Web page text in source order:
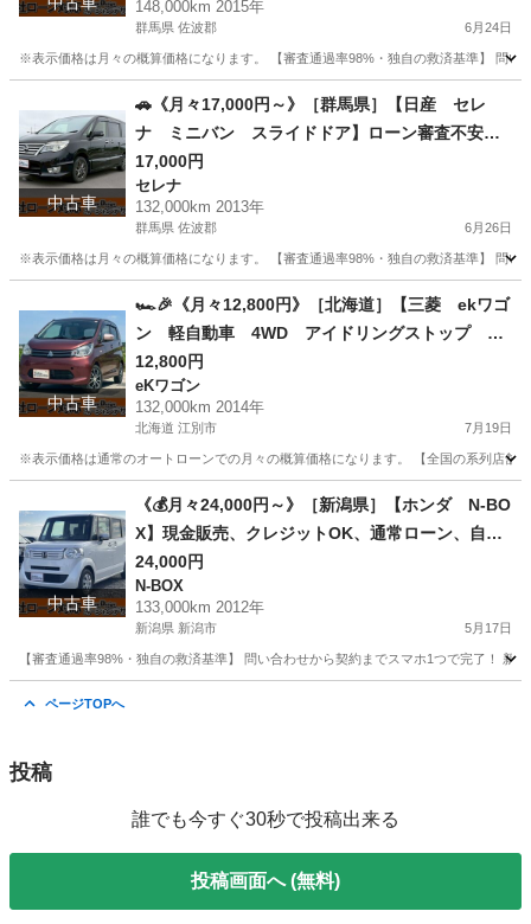
148,000km 2015年
群馬県 佐波郡 6月24日
※表示価格は月々の概算価格になります。 【審査通過率98%・独自の救済基準】 問
その他 ローン
中古車
🚗《月々17,000円～》［群馬県］【日産 セレ
ナ ミニバン スライドドア】ローン審査不安な
方歓迎❗自社ローン対応・各種ローン対応・頭金0
円【オーシャンデザイン】
17,000円
セレナ
132,000km 2013年
群馬県 佐波郡 6月26日
※表示価格は月々の概算価格になります。 【審査通過率98%・独自の救済基準】 問
セレナ
中古車
🏎🎉《月々12,800円》［北海道］【三菱 ekワゴ
ン 軽自動車 4WD アイドリングストップ カ
ーナビ Bluetooth接続可 ベンチシート 社外
アルミホイール】クレジットOK、通常ローン、自
社ローン対応❗現金販売大歓迎❗ローン審査不安な方
12,800円
eKワゴン
132,000km 2014年
北海道 江別市 7月19日
※表示価格は通常のオートローンでの月々の概算価格になります。 【全国の系列店舗
eKワゴン ローン
中古車
《💰月々24,000円～》［新潟県］【ホンダ N-BO
X】現金販売、クレジットOK、通常ローン、自社
ローン対応❗審査通過率98%【オーシャンデザイ
ン】
24,000円
N-BOX
133,000km 2012年
新潟県 新潟市 5月17日
【審査通過率98%・独自の救済基準】 問い合わせから契約までスマホ1つで完了！ 新
ページTOPへ
投稿
誰でも今すぐ30秒で投稿出来る
投稿画面へ (無料)